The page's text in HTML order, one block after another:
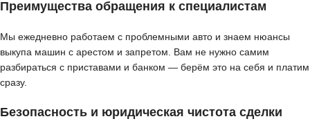
Преимущества обращения к специалистам
Мы ежедневно работаем с проблемными авто и знаем нюансы
выкупа машин с арестом и запретом. Вам не нужно самим
разбираться с приставами и банком — берём это на себя и платим
сразу.
Безопасность и юридическая чистота сделки